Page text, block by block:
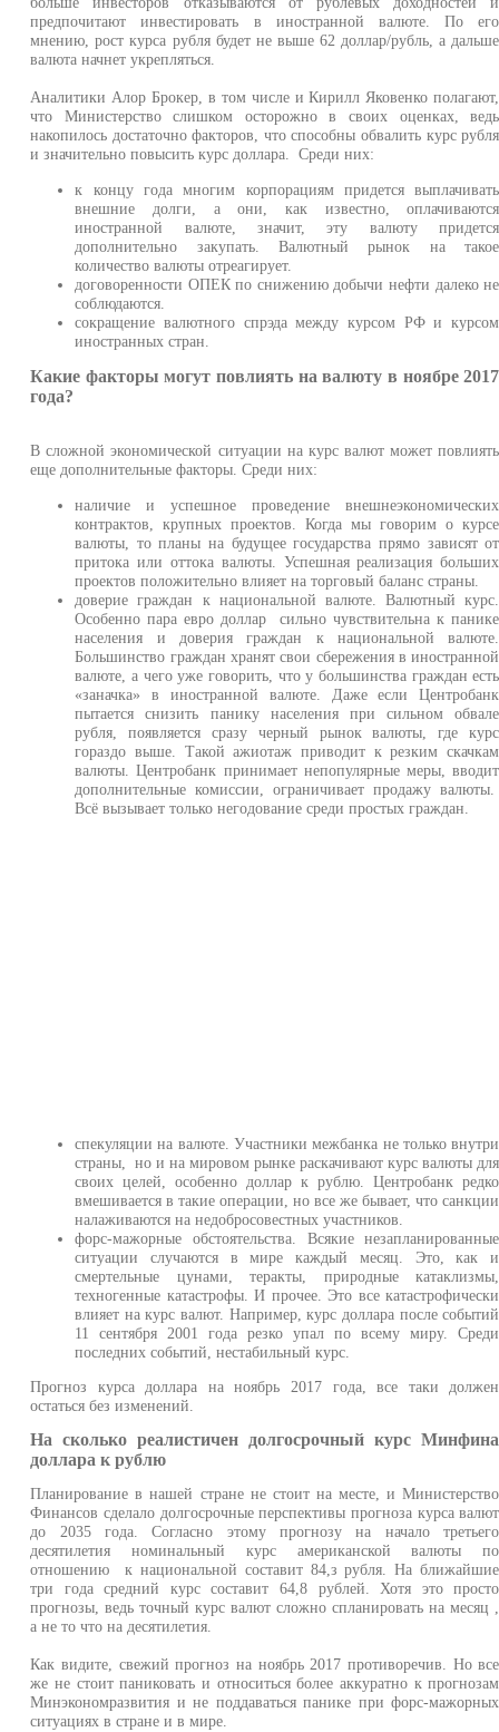
предпочитают инвестировать в иностранной валюте. По его
мнению, рост курса рубля будет не выше 62 доллар/рубль, а дальше
валюта начнет укрепляться.
Аналитики Алор Брокер, в том числе и Кирилл Яковенко полагают,
что Министерство слишком осторожно в своих оценках, ведь
накопилось достаточно факторов, что способны обвалить курс рубля
и значительно повысить курс доллара. Среди них:
к концу года многим корпорациям придется выплачивать
внешние долги, а они, как известно, оплачиваются
иностранной валюте, значит, эту валюту придется
дополнительно закупать. Валютный рынок на такое
количество валюты отреагирует.
договоренности ОПЕК по снижению добычи нефти далеко не
соблюдаются.
сокращение валютного спрэда между курсом РФ и курсом
иностранных стран.
Какие факторы могут повлиять на валюту в ноябре 2017
года?
В сложной экономической ситуации на курс валют может повлиять
еще дополнительные факторы. Среди них:
наличие и успешное проведение внешнеэкономических
контрактов, крупных проектов. Когда мы говорим о курсе
валюты, то планы на будущее государства прямо зависят от
притока или оттока валюты. Успешная реализация больших
проектов положительно влияет на торговый баланс страны.
доверие граждан к национальной валюте. Валютный курс.
Особенно пара евро доллар сильно чувствительна к панике
населения и доверия граждан к национальной валюте.
Большинство граждан хранят свои сбережения в иностранной
валюте, а чего уже говорить, что у большинства граждан есть
«заначка» в иностранной валюте. Даже если Центробанк
пытается снизить панику населения при сильном обвале
рубля, появляется сразу черный рынок валюты, где курс
гораздо выше. Такой ажиотаж приводит к резким скачкам
валюты. Центробанк принимает непопулярные меры, вводит
дополнительные комиссии, ограничивает продажу валюты.
Всё вызывает только негодование среди простых граждан.
спекуляции на валюте. Участники межбанка не только внутри
страны, но и на мировом рынке раскачивают курс валюты для
своих целей, особенно доллар к рублю. Центробанк редко
вмешивается в такие операции, но все же бывает, что санкции
налаживаются на недобросовестных участников.
форс-мажорные обстоятельства. Всякие незапланированные
ситуации случаются в мире каждый месяц. Это, как и
смертельные цунами, теракты, природные катаклизмы,
техногенные катастрофы. И прочее. Это все катастрофически
влияет на курс валют. Например, курс доллара после событий
11 сентября 2001 года резко упал по всему миру. Среди
последних событий, нестабильный курс.
Прогноз курса доллара на ноябрь 2017 года, все таки должен
остаться без изменений.
На сколько реалистичен долгосрочный курс Минфина
доллара к рублю
Планирование в нашей стране не стоит на месте, и Министерство
Финансов сделало долгосрочные перспективы прогноза курса валют
до 2035 года. Согласно этому прогнозу на начало третьего
десятилетия номинальный курс американской валюты по
отношению к национальной составит 84,з рубля. На ближайшие
три года средний курс составит 64,8 рублей. Хотя это просто
прогнозы, ведь точный курс валют сложно спланировать на месяц ,
а не то что на десятилетия.
Как видите, свежий прогноз на ноябрь 2017 противоречив. Но все
же не стоит паниковать и относиться более аккуратно к прогнозам
Минэкономразвития и не поддаваться панике при форс-мажорных
ситуациях в стране и в мире.